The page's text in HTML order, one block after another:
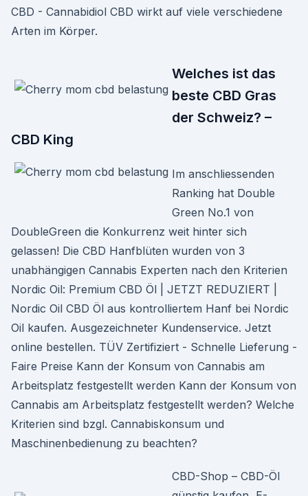
CBD - Cannabidiol CBD wirkt auf viele verschiedene
Arten im Körper.
Welches ist das
beste CBD Gras
der Schweiz? –
CBD King
Im anschliessenden
Ranking hat Double
Green No.1 von
DoubleGreen die Konkurrenz weit hinter sich
gelassen! Die CBD Hanfblüten wurden von 3
unabhängigen Cannabis Experten nach den Kriterien
Nordic Oil: Premium CBD Öl | JETZT REDUZIERT |
Nordic Oil CBD Öl aus kontrolliertem Hanf bei Nordic
Oil kaufen. Ausgezeichneter Kundenservice. Jetzt
online bestellen. TÜV Zertifiziert - Schnelle Lieferung -
Faire Preise Kann der Konsum von Cannabis am
Arbeitsplatz festgestellt werden Kann der Konsum von
Cannabis am Arbeitsplatz festgestellt werden? Welche
Kriterien sind bzgl. Cannabiskonsum und
Maschinenbedienung zu beachten?
CBD-Shop – CBD-Öl